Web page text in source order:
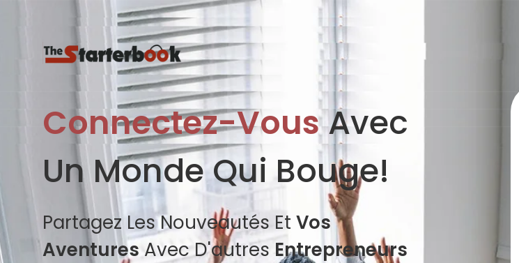
Connectez-VousAvec
Un Monde Qui Bouge!
Partagez Les Nouveautés Et Vos
Aventures Avec D'autres Entrepreneurs